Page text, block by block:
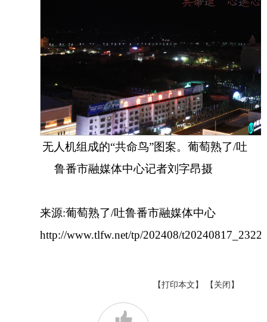
无人机组成的“共命鸟”图案。葡萄熟了/吐
鲁番市融媒体中心记者刘字昂摄
来源:葡萄熟了/吐鲁番市融媒体中心
http://www.tlfw.net/tp/202408/
【打印本文】 【关闭】